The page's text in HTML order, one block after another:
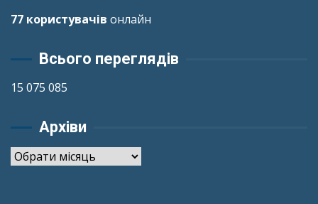
77 користувачів онлайн
Всього переглядів
15 075 085
Архіви
Архіви